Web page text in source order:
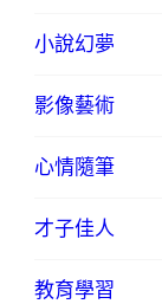
小說幻夢
影像藝術
心情隨筆
才子佳人
教育學習